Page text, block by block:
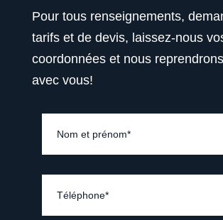
Pour tous renseignements,
tarifs et de devis, laissez-nous
coordonnées et nous
avec vous!